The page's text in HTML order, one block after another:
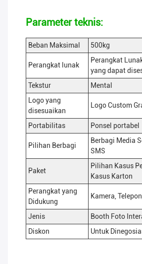
Parameter teknis:
Beban Maksimal 500kg
Perangkat lunak
Perangkat
yang dapat
Tekstur
Mental
Logo yang
disesuaikan
Logo Custom
Portabilitas Ponsel portabel
Pilihan Berbagi
Berbagi Media
SMS
Paket
Pilihan Kasus
Kasus Karton
Perangkat yang
Didukung
Kamera,
Jenis
Booth Foto
Diskon
Untuk